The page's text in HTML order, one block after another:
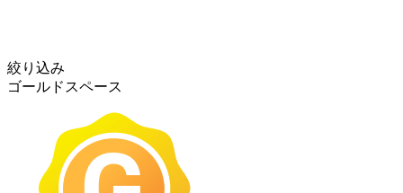
絞り込み
ゴールドスペース